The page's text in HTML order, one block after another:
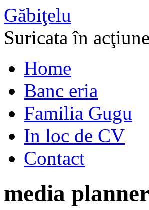
Găbiţelu
Suricata în
Home
Banc eria
Familia Gugu
In loc de CV
Contact
media planner